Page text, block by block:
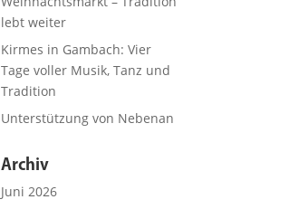
lebt weiter
Kirmes in Gambach: Vier
Tage voller Musik, Tanz und
Tradition
Unterstützung von Nebenan
Archiv
Juni 2026